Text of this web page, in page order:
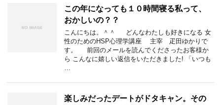
この年になっても１０時間寝る私って、
おかしいの？？
こんにちは。＾＾ どんなわたしも好きになる 女
性のためのHSP心理学講座 主宰 疋田ゆかりで
す。 前回のメールを読んでくださったお客様か
ら こんなに嬉しい返信をいただきました! 「いつも
…
楽しみだったデートがドタキャン。その